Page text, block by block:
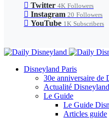
Twitter 4K Followers
Instagram 20 Followers
YouTube 1K Subscribers
Disneyland Paris
30e anniversaire de
Actualité
Le Guide
Le Guide
Articles guide